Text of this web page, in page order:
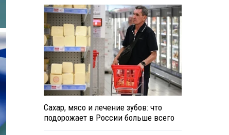
Сахар, мясо и лечение зубов: что
подорожает в России больше всего